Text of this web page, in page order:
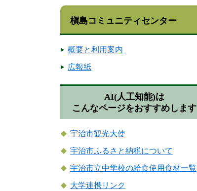
槇島コミュニティセンター
概要と利用案内
広報紙
AI(人工知能)は
こんなページをおすすめします
宇治市観光大使
宇治市ふるさと納税について
宇治市立中学校の給食使用食材一覧
大学連携リンク